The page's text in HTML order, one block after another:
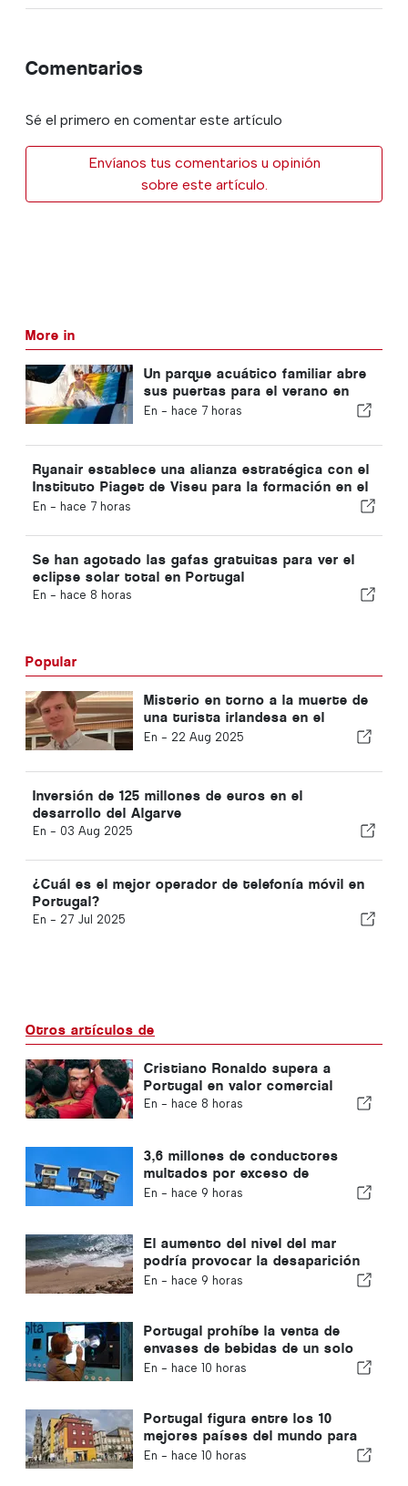
Comentarios
Sé el primero en comentar este artículo
Envíanos tus comentarios u opinión
sobre este artículo.
More in
Un parque acuático familiar abre
sus puertas para el verano en
Portugal con entradas a 2 €
En - hace 7 horas
Ryanair establece una alianza estratégica con el
Instituto Piaget de Viseu para la formación en el
sector de la aviación en Portugal
En - hace 7 horas
Se han agotado las gafas gratuitas para ver el
eclipse solar total en Portugal
En - hace 8 horas
Popular
Misterio en torno a la muerte de
una turista irlandesa en el
Algarve
En - 22 Aug 2025
Inversión de 125 millones de euros en el
desarrollo del Algarve
En - 03 Aug 2025
¿Cuál es el mejor operador de telefonía móvil en
Portugal?
En - 27 Jul 2025
Otros artículos de
Cristiano Ronaldo supera a
Portugal en valor comercial
En - hace 8 horas
3,6 millones de conductores
multados por exceso de
velocidad en Portugal en 10 años
En - hace 9 horas
El aumento del nivel del mar
podría provocar la desaparición
del 40 % de las playas de
En - hace 9 horas
Portugal prohíbe la venta de
envases de bebidas de un solo
uso que no lleven el sello
En - hace 10 horas
Portugal figura entre los 10
mejores países del mundo para
los expatriados
En - hace 10 horas